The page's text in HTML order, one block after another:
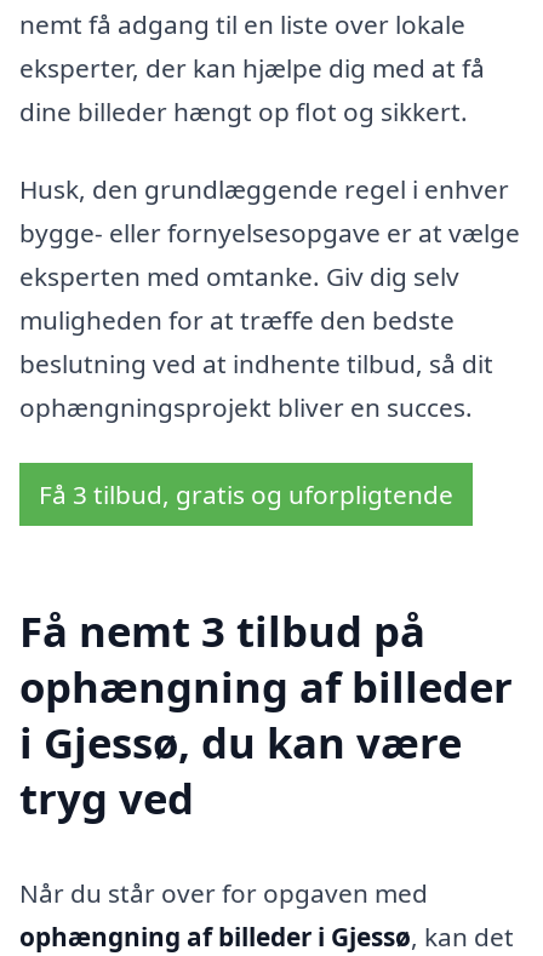
nemt få adgang til en liste over lokale
eksperter, der kan hjælpe dig med at få
dine billeder hængt op flot og sikkert.
Husk, den grundlæggende regel i enhver
bygge- eller fornyelsesopgave er at vælge
eksperten med omtanke. Giv dig selv
muligheden for at træffe den bedste
beslutning ved at indhente tilbud, så dit
ophængningsprojekt bliver en succes.
Få 3 tilbud, gratis og uforpligtende
Få nemt 3 tilbud på
ophængning af billeder
i Gjessø, du kan være
tryg ved
Når du står over for opgaven med
ophængning af billeder i Gjessø, kan det